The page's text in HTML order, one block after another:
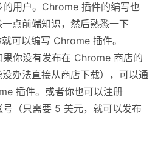
用户。Chrome 插件的编写也
点前端知识，然后熟悉一下
可以编写 Chrome 插件。
你没有发布在 Chrome 商店的
办法直接从商店下载），可以通
插件。或者你也可以注册
（只需要 5 美元，就可以发布